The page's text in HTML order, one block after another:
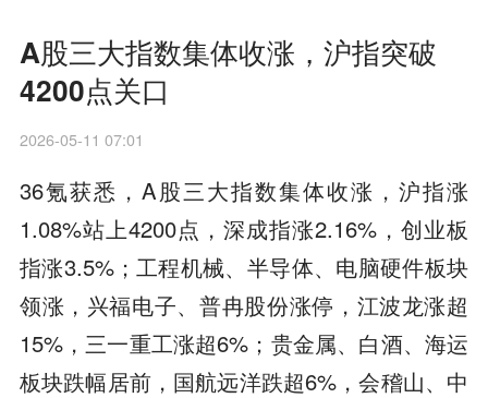
A股三大指数集体收涨，沪指突破
4200点关口
2026-05-11 07:01
36氪获悉，A股三大指数集体收涨，沪指涨
1.08%站上4200点，深成指涨2.16%，创业板
指涨3.5%；工程机械、半导体、电脑硬件板块
领涨，兴福电子、普冉股份涨停，江波龙涨超
15%，三一重工涨超6%；贵金属、白酒、海运
板块跌幅居前，国航远洋跌超6%，会稽山、中